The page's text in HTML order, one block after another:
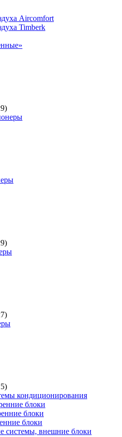
Aircomfort
Timberk
кондиционирования
блоки
блоки
блоки
системы, внешние блоки